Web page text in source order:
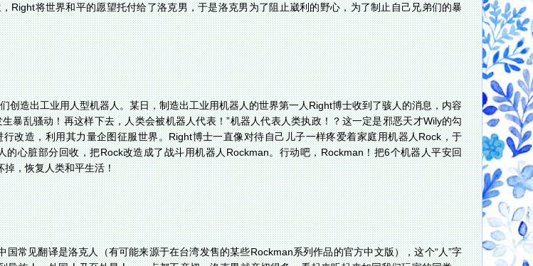
Right将世界和平的愿望托付给了洛克男，于是洛克男为了阻止崴利的野心，为了制止自己兄弟们的暴
创造出工业用人型机器人。某日，制造出工业用机器人的世界第一人Right博士收到了骇人的消息，内容
暴乱骚动！再这样下去，人类会被机器人代表！”机器人代表人类执政！？这一定是邪恶天才Wily的勾
改造，利用其力量企图征服世界。Right博士一直像对待自己儿子一样疼爱着家庭用机器人Rock，于
的心脏部分回收，把Rock改造成了战斗用机器人Rockman。行动吧，Rockman！把6个机器人平安回
掉，恢复人类和平生活！
国常见翻译是洛克人（有可能来源于在台湾发售的某些Rockman系列作品的官方中文版），这个“人”字